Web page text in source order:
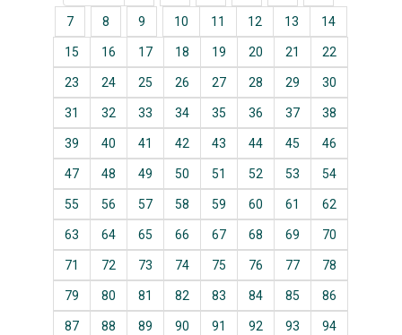
7 8 9 10 11 12 13 14
15 16 17 18 19 20 21 22
23 24 25 26 27 28 29 30
31 32 33 34 35 36 37 38
39 40 41 42 43 44 45 46
47 48 49 50 51 52 53 54
55 56 57 58 59 60 61 62
63 64 65 66 67 68 69 70
71 72 73 74 75 76 77 78
79 80 81 82 83 84 85 86
87 88 89 90 91 92 93 94